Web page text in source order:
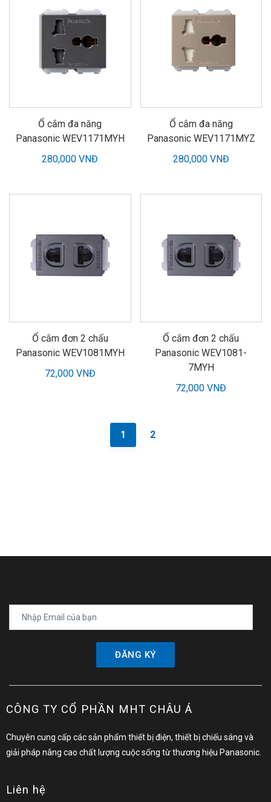
Ổ cắm đa năng
Panasonic WEV1171MYH
280,000 VNĐ
Ổ cắm đa năng
Panasonic WEV1171MYZ
280,000 VNĐ
Ổ cắm đơn 2 chấu
Panasonic WEV1081MYH
72,000 VNĐ
Ổ cắm đơn 2 chấu
Panasonic WEV1081-
7MYH
72,000 VNĐ
1 2
ĐĂNG KÝ
CÔNG TY CỔ PHẦN MHT CHÂU Á
Chuyên cung cấp các sản phẩm thiết bị điện, thiết bị chiếu sáng và
giải pháp nâng cao chất lượng cuộc sống từ thương hiệu Panasonic.
Liên hệ